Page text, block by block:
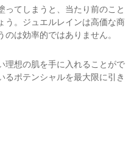
ってしまうと、当たり前のこと
う。ジュエルレインは高価な商
は効率的ではありません。
理想の肌を手に入れることがで
るポテンシャルを最大限に引き